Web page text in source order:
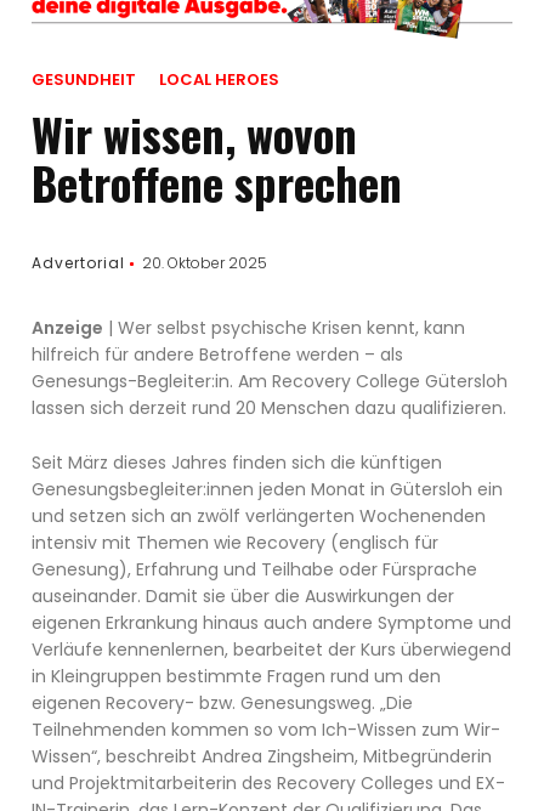
GESUNDHEIT LOCAL HEROES
Wir wissen, wovon
Betroffene sprechen
Advertorial 20. Oktober 2025
Anzeige | Wer selbst psychische Krisen kennt, kann
hilfreich für andere Betroffene werden – als
Genesungs-Begleiter:in. Am Recovery College Gütersloh
lassen sich derzeit rund 20 Menschen dazu qualifizieren.
Seit März dieses Jahres finden sich die künftigen
Genesungsbegleiter:innen jeden Monat in Gütersloh ein
und setzen sich an zwölf verlängerten Wochenenden
intensiv mit Themen wie Recovery (englisch für
Genesung), Erfahrung und Teilhabe oder Fürsprache
auseinander. Damit sie über die Auswirkungen der
eigenen Erkrankung hinaus auch andere Symptome und
Verläufe kennenlernen, bearbeitet der Kurs überwiegend
in Kleingruppen bestimmte Fragen rund um den
eigenen Recovery- bzw. Genesungsweg. „Die
Teilnehmenden kommen so vom Ich-Wissen zum Wir-
Wissen“, beschreibt Andrea Zingsheim, Mitbegründerin
und Projektmitarbeiterin des Recovery Colleges und EX-